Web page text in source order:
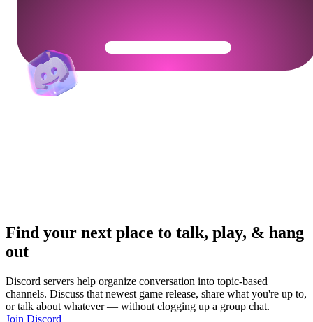
Get Your Community Ready
Find your next place to talk, play, & hang
out
Discord servers help organize conversation into topic-based
channels. Discuss that newest game release, share what you're up to,
or talk about whatever — without clogging up a group chat.
Join Discord